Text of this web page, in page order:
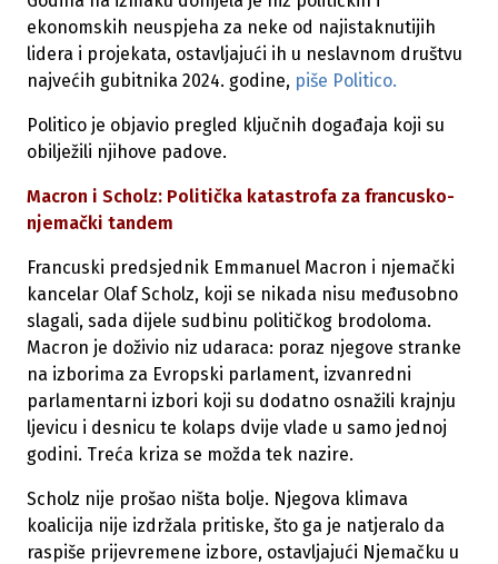
ekonomskih neuspjeha za neke od najistaknutijih
lidera i projekata, ostavljajući ih u neslavnom društvu
najvećih gubitnika 2024. godine, piše Politico.
Politico je objavio pregled ključnih događaja koji su
obilježili njihove padove.
Macron i Scholz: Politička katastrofa za francusko-
njemački tandem
Francuski predsjednik Emmanuel Macron i njemački
kancelar Olaf Scholz, koji se nikada nisu međusobno
slagali, sada dijele sudbinu političkog brodoloma.
Macron je doživio niz udaraca: poraz njegove stranke
na izborima za Evropski parlament, izvanredni
parlamentarni izbori koji su dodatno osnažili krajnju
ljevicu i desnicu te kolaps dvije vlade u samo jednoj
godini. Treća kriza se možda tek nazire.
Scholz nije prošao ništa bolje. Njegova klimava
koalicija nije izdržala pritiske, što ga je natjeralo da
raspiše prijevremene izbore, ostavljajući Njemačku u